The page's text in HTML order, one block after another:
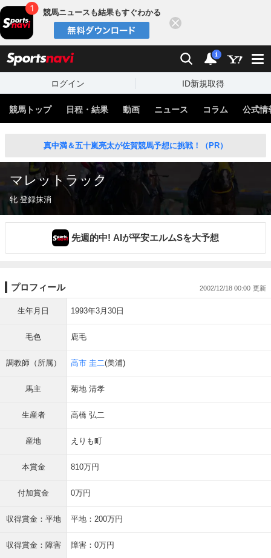
競馬ニュースも結果もすぐわかる
検索 通知
i
ログイン ID新規取得
競馬トップ 日程・結果 動画 ニュース コラム 公式情
真中満＆五十嵐亮太が佐賀競馬予想に挑戦！（PR）
マレットラック
牝 登録抹消
先週的中! AIが平安エルムSを大予想
プロフィール 2002/12/18 00:00
生年月日 1993年3月30日
毛色 鹿毛
調教師（所属） 高市 圭二(美浦)
馬主 菊地 清孝
生産者 高橋 弘二
産地 えりも町
本賞金 810万円
付加賞金 0万円
収得賞金：平地 平地：200万円
収得賞金：障害 障害：0万円